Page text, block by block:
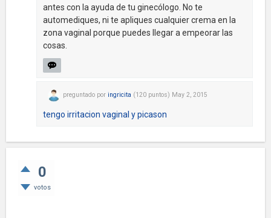
antes con la ayuda de tu ginecólogo. No te
automediques, ni te apliques cualquier crema en la
zona vaginal porque puedes llegar a empeorar las
cosas.
preguntado por ingricita (120 puntos) May 2, 2015
tengo irritacion vaginal y picason
0
votos